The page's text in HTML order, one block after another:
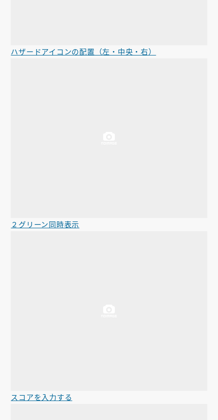
ハザードアイコンの配置（左・中央・右）
２グリーン同時表示
スコアを入力する